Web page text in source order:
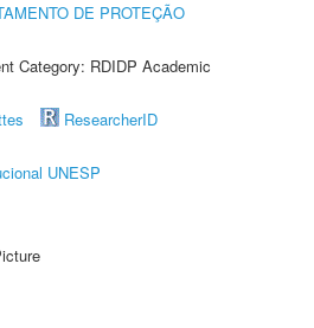
DE PROTEÇÃO
Category: RDIDP Academic
ResearcherID
UNESP